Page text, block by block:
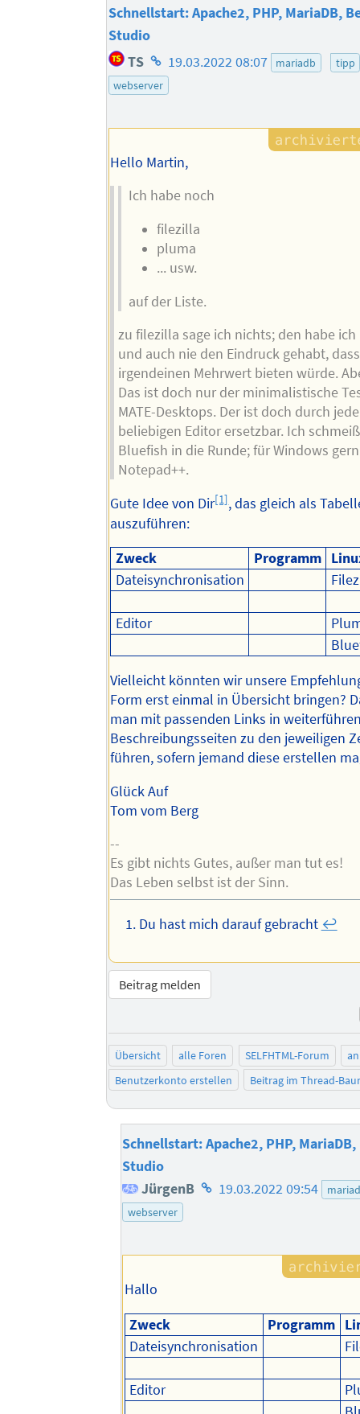
Schnellstart: Apache2, PHP, MariaDB,
Studio
TS Homepage
des
19.03.2022 08:07 mariadb
tipp
webserver
Hello Martin,
Ich habe noch
filezilla
pluma
... usw.
auf der Liste.
zu filezilla sage ich nichts; den habe
und auch nie den Eindruck gehabt,
irgendeinen Mehrwert bieten würde.
Das ist doch nur der minimalistische
MATE-Desktops. Der ist doch durch
beliebigen Editor ersetzbar. Ich
Bluefish in die Runde; für Windows
Notepad++.
Gute Idee von Dir[1], das gleich als
auszuführen:
Zweck
Programm
Dateisynchronisation
Editor
Vielleicht könnten wir unsere
Form erst einmal in Übersicht bringen?
man mit passenden Links in
Beschreibungsseiten zu den jeweiligen
führen, sofern jemand diese erstellen
Glück Auf
Tom vom Berg
--
Es gibt nichts Gutes, außer man tut es!
Das Leben selbst ist der Sinn.
Du hast mich darauf gebracht ↩︎
Beitrag melden
Übersicht alle Foren SELFHTML-Forum
Benutzerkonto erstellen
Beitrag im Thread-
Schnellstart: Apache2, PHP,
Studio
JürgenB Homepage
19.03.2022 09:54
webserver
Hallo
Zweck
Programm
Dateisynchronisation
Editor